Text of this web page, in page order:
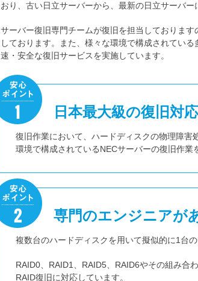
おり、古い日立サーバーから、最新の日立サーバ
サーバー復旧専門チームが復旧を担当しておりま
しております。また、様々な環境で構成されてい
速・安全な復旧サービスを実施しています。
日本最大級の復旧対
復旧作業において、ハードディスクの物理障
環境で構成されているNECサーバーの復旧作業
専門のエンジニアが
複数台のハードディスクを用いて擬似的に1台
RAID0、RAID1、RAID5、RAID6やその組み合
RAID復旧に対応しています。